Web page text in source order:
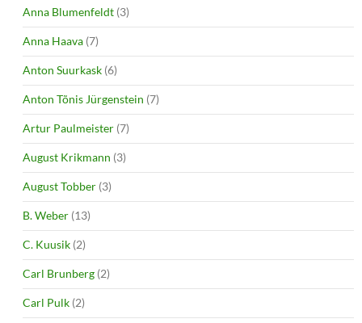
Anna Blumenfeldt (3)
Anna Haava (7)
Anton Suurkask (6)
Anton Tõnis Jürgenstein (7)
Artur Paulmeister (7)
August Krikmann (3)
August Tobber (3)
B. Weber (13)
C. Kuusik (2)
Carl Brunberg (2)
Carl Pulk (2)